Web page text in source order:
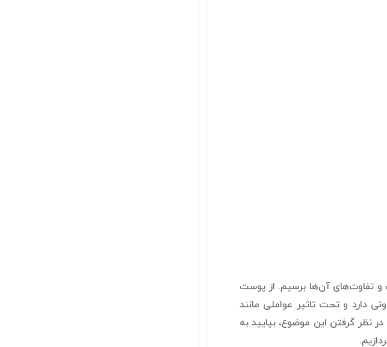
و تفاوت‌های آن‌ها برسیم. از پوست
دارد و تحت تاثیر عواملی مانند
نظر گرفتن این موضوع، بیایید به